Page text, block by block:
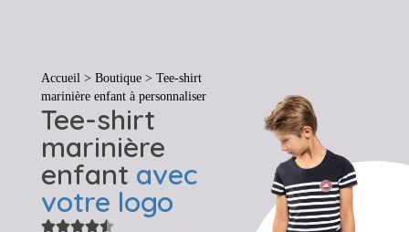
Accueil> Boutique> Tee-shirt
marinière enfant à personnaliser
Tee-shirt
marinière
enfant avec
votre logo